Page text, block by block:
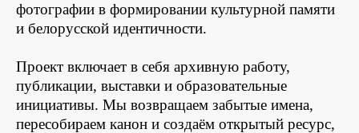
фотографии в формировании культурной памяти
и белорусской идентичности.
Проект включает в себя архивную работу,
публикации, выставки и образовательные
инициативы. Мы возвращаем забытые имена,
пересобираем канон и создаём открытый ресурс,